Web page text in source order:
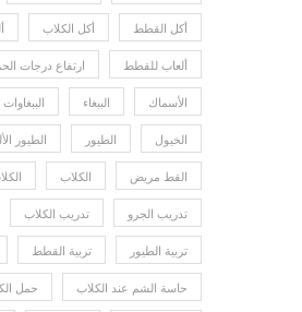
أكل القطط أكل الكلاب
ألعاب للقطط ارتفاع درجات
الأسماك الببغاء الببغاوات
الخيول الطيور الطيور
القط مريض الكلاب
تدريب الجرو تدريب الكلاب
تربية الطيور تربية القطط
حاسة الشم عند الكلاب حمل